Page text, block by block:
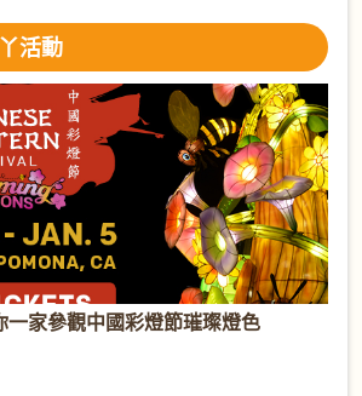
活動
一家參觀中國彩燈節璀璨燈色